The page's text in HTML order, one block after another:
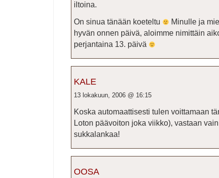
iltoina.
On sinua tänään koeteltu
Minulle ja
hyvän onnen päivä, aloimme nimittäin
perjantaina 13. päivä
KALE
13 lokakuun, 2006 @ 16:15
Koska automaattisesti tulen voittamaan
Loton päävoiton joka viikko), vastaan
sukkalankaa!
OOSA